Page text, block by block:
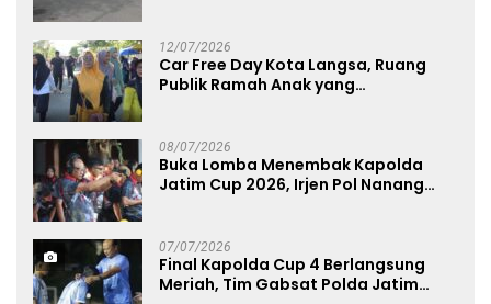
12/07/2026
Car Free Day Kota Langsa, Ruang
Publik Ramah Anak yang
08/07/2026
Buka Lomba Menembak Kapolda
Jatim Cup 2026, Irjen Pol Nanang
07/07/2026
Final Kapolda Cup 4 Berlangsung
Meriah, Tim Gabsat Polda Jatim